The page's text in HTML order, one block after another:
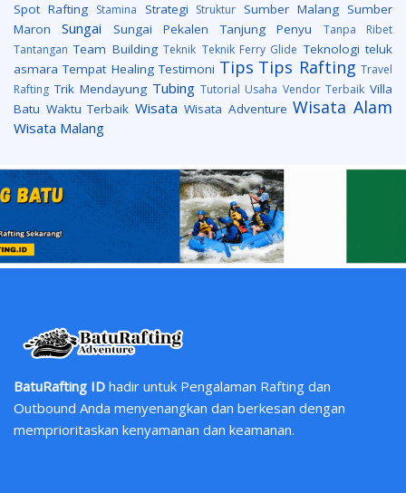
Spot Rafting Stamina Strategi Struktur Sumber Malang Sumber
Maron
Sungai Sungai Pekalen Tanjung Penyu
Tanpa Ribet
Tantangan Team Building Teknik Teknik Ferry Glide Teknologi teluk
asmara Tempat Healing Testimoni Tips Tips Rafting Travel
Rafting Trik Mendayung Tubing Tutorial Usaha Vendor Terbaik Villa
Batu Waktu Terbaik Wisata Wisata Adventure Wisata Alam
Wisata Malang
BatuRafting ID hadir untuk Pengalaman Rafting dan
Outbound Anda menyenangkan dan berkesan dengan
memprioritaskan kenyamanan dan keamanan.